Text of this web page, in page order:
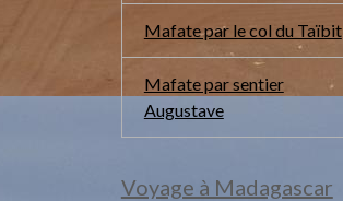
Mafate par le col du Taïbit
Mafate par sentier
Augustave
Voyage à Madagascar